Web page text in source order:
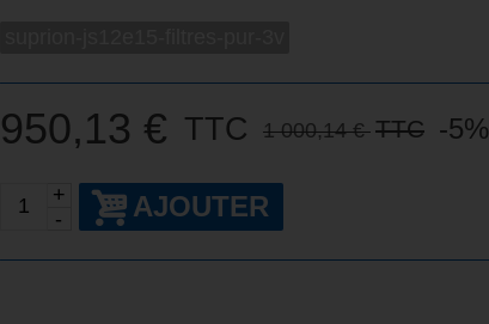
950,13 € TTC 1 000,14 € TTC -5%
-
+ AJOUTER